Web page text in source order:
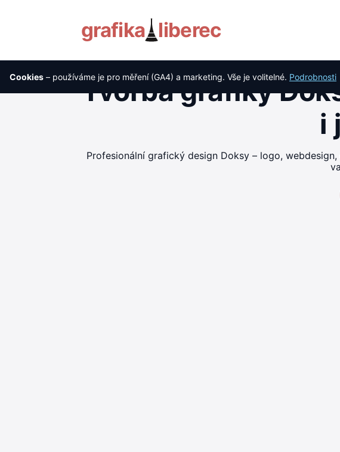
grafika liberec
Cookies – používáme je pro měření (GA4) a marketing. Vše je volitelné. Podrobnosti
Tvorba grafiky
i
Profesionální grafický design Doksy – logo,